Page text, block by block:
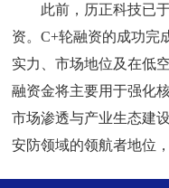
此前，历正科技已
资。C+轮融资的成功完
实力、市场地位及在低
融资金将主要用于强化
市场渗透与产业生态建
安防领域的领航者地位